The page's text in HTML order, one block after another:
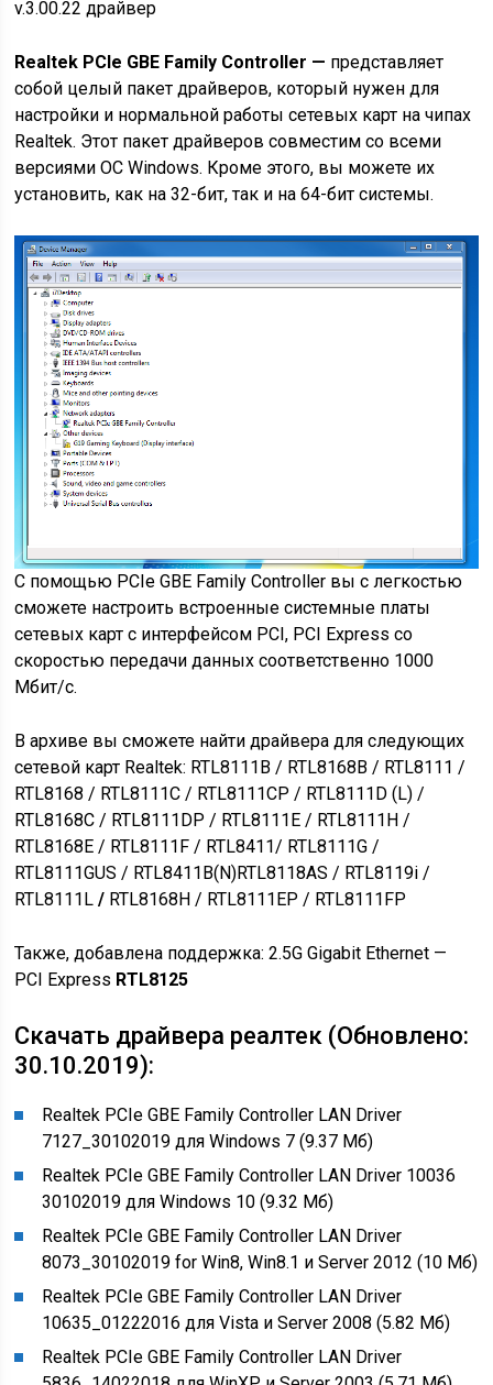
v.3.00.22 драйвер
Realtek PCIe GBE Family Controller — представляет
собой целый пакет драйверов, который нужен для
настройки и нормальной работы сетевых карт на чипах
Realtek. Этот пакет драйверов совместим со всеми
версиями ОС Windows. Кроме этого, вы можете их
установить, как на 32-бит, так и на 64-бит системы.
С помощью PCIe GBE Family Controller вы с легкостью
сможете настроить встроенные системные платы
сетевых карт с интерфейсом PCI, PCI Express cо
скоростью передачи данных соответственно 1000
Mбит/с.
В архиве вы сможете найти драйвера для следующих
сетевой карт Realtek: RTL8111B / RTL8168B / RTL8111 /
RTL8168 / RTL8111C / RTL8111CP / RTL8111D (L) /
RTL8168C / RTL8111DP / RTL8111E / RTL8111H /
RTL8168E / RTL8111F / RTL8411/ RTL8111G /
RTL8111GUS / RTL8411B(N)RTL8118AS / RTL8119i /
RTL8111L/ RTL8168H / RTL8111EP / RTL8111FP
Также, добавлена поддержка: 2.5G Gigabit Ethernet —
PCI Express RTL8125
Скачать драйвера реалтек (Обновлено:
30.10.2019):
Realtek PCIe GBE Family Controller LAN Driver
7127_30102019 для Windows 7 (9.37 Мб)
Realtek PCIe GBE Family Controller LAN Driver 10036
30102019 для Windows 10 (9.32 Мб)
Realtek PCIe GBE Family Controller LAN Driver
8073_30102019 for Win8, Win8.1 и Server 2012 (10 Мб)
Realtek PCIe GBE Family Controller LAN Driver
10635_01222016 для Vista и Server 2008 (5.82 Мб)
Realtek PCIe GBE Family Controller LAN Driver